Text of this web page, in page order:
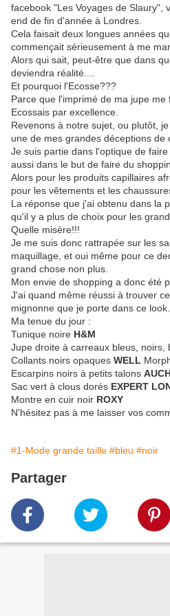
facebook "Les Voyages de Slaury",
end de fin d'année à Londres.
Cela faisait deux longues années
commençait sérieusement à me
Alors qui sait, peut-être que dans
deviendra réalité....
Et pourquoi l'Ecosse???
Parce que l'imprimé de ma jupe me
Ecossais par excellence.
Revenons à notre sujet, ou plutôt,
une de mes grandes déceptions de
Je suis partie dans l'optique de
aussi dans le but de faire du
Alors pour les produits capillaires
pour les vêtements et les
La réponse que j'ai obtenu dans la
qu'il y a plus de choix pour les
Quelle misère!!!
Je me suis donc rattrapée sur les
maquillage, et oui même pour ce
grand chose non plus.
Mon envie de shopping a donc été
J'ai quand même réussi à trouver
mignonne que je porte dans ce look.
Ma tenue du jour :
Tunique noire H&M
Jupe droite à carreaux bleus, noirs,
Collants noirs opaques WELL
Escarpins noirs à petits talons
Sac vert à clous dorés EXPERT
Montre en cuir noir ROXY
N'hésitez pas à me laisser vos
#1-Mode grande taille #bleu #noir
Partager